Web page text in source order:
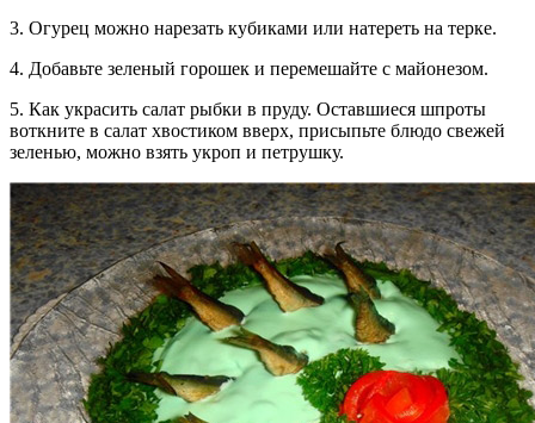
3. Огурец можно нарезать кубиками или натереть на терке.
4. Добавьте зеленый горошек и перемешайте с майонезом.
5. Как украсить салат рыбки в пруду. Оставшиеся шпроты
воткните в салат хвостиком вверх, присыпьте блюдо свежей
зеленью, можно взять укроп и петрушку.